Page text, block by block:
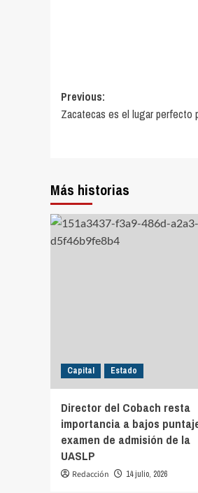
Previous:
Zacatecas es el lugar perfecto
Más historias
Capital Estado
Director del Cobach resta
importancia a bajos
examen de admisión de la
UASLP
Redacción 14 julio, 2026